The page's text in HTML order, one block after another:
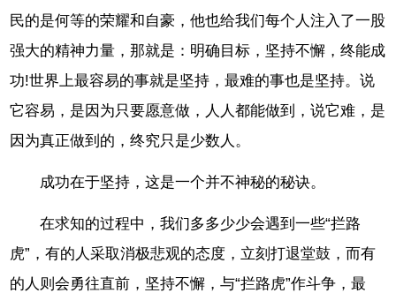
民的是何等的荣耀和自豪，他也给我们每个人注入了一股
强大的精神力量，那就是：明确目标，坚持不懈，终能成
功!世界上最容易的事就是坚持，最难的事也是坚持。说
它容易，是因为只要愿意做，人人都能做到，说它难，是
因为真正做到的，终究只是少数人。
成功在于坚持，这是一个并不神秘的秘诀。
在求知的过程中，我们多多少少会遇到一些“拦路
虎”，有的人采取消极悲观的态度，立刻打退堂鼓，而有
的人则会勇往直前，坚持不懈，与“拦路虎”作斗争，最